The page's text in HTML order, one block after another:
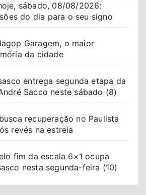
sábado, 08/08/2026:
do dia para o seu signo
Garagem, o maior
da cidade
entrega segunda etapa da
Sacco neste sábado (8)
recuperação no Paulista
revés na estreia
fim da escala 6×1 ocupa
nesta segunda-feira (10)